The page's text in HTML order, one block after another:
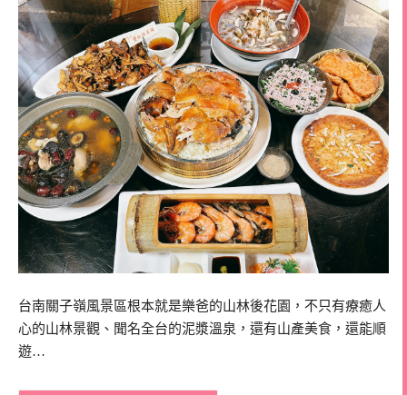
台南關子嶺風景區根本就是樂爸的山林後花園，不只有療癒人
心的山林景觀、聞名全台的泥漿溫泉，還有山產美食，還能順
遊…